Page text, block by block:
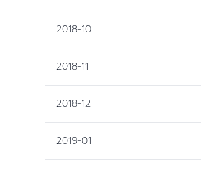
2018-10
2018-11
2018-12
2019-01